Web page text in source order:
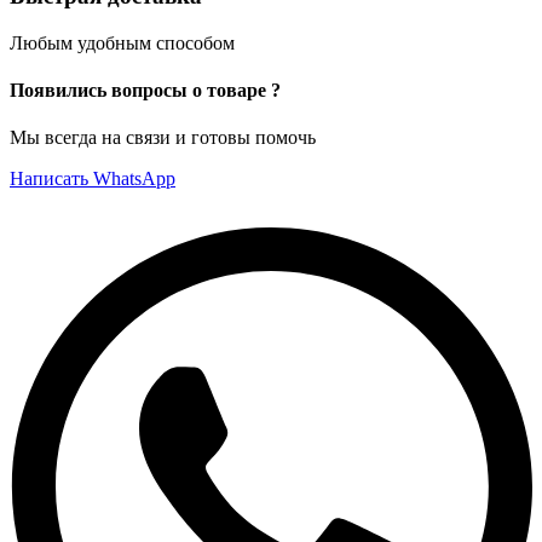
Любым удобным способом
Появились вопросы о товаре ?
Мы всегда на связи и готовы помочь
Написать WhatsApp